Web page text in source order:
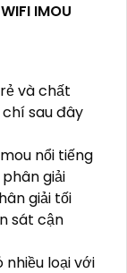
IMOU
và chất
sau đây
nổi tiếng
giải
giải tối
sát cận
loại với